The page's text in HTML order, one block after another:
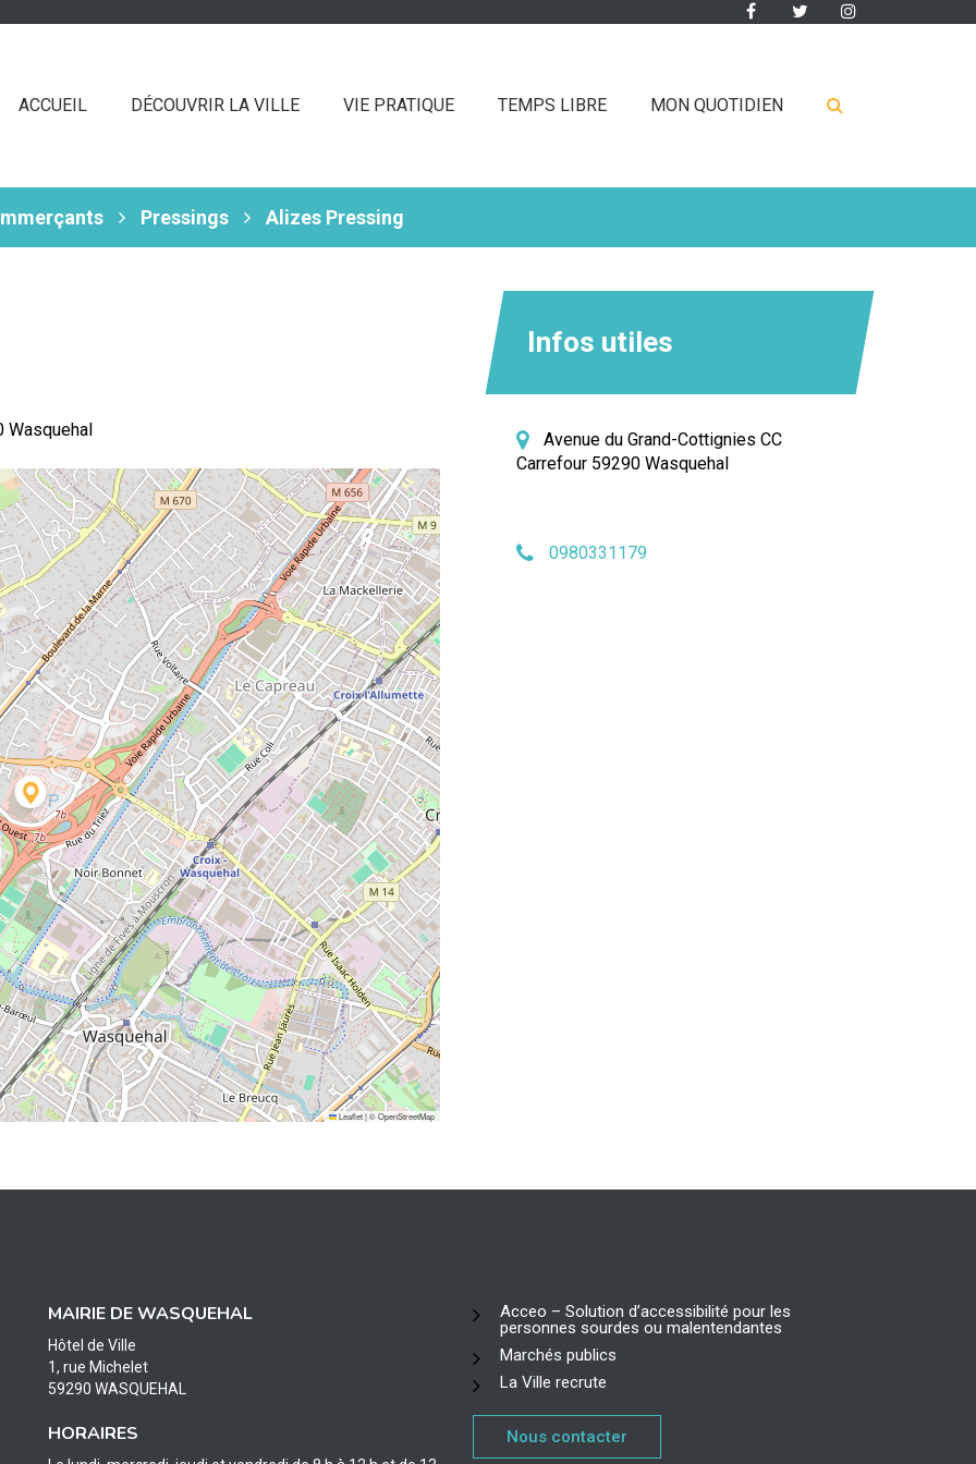
Lien
Facebook
Lien
Twitter
ACCUEIL DÉCOUVRIR LA VILLE VIE PRATIQUE TEMPS LIBRE MON QUOTIDIEN
Pressings Alizes Pressing
Wasquehal
Leaflet|©OpenStreetMap
Infos utiles
Avenue du Grand-Cottignies CC
Carrefour 59290 Wasquehal
0980331179
MAIRIE DE WASQUEHAL
Hôtel de Ville
1, rue Michelet
59290 WASQUEHAL
HORAIRES
Acceo – Solution d’accessibilité pour les
personnes sourdes ou malentendantes
Marchés publics
La Ville recrute
Nous contacter